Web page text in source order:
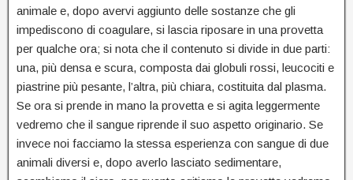
animale e, dopo avervi aggiunto delle sostanze che gli
impediscono di coagulare, si lascia riposare in una provetta
per qualche ora; si nota che il contenuto si divide in due parti:
una, più densa e scura, composta dai globuli rossi, leucociti e
piastrine più pesante, l’altra, più chiara, costituita dal plasma.
Se ora si prende in mano la provetta e si agita leggermente
vedremo che il sangue riprende il suo aspetto originario. Se
invece noi facciamo la stessa esperienza con sangue di due
animali diversi e, dopo averlo lasciato sedimentare,